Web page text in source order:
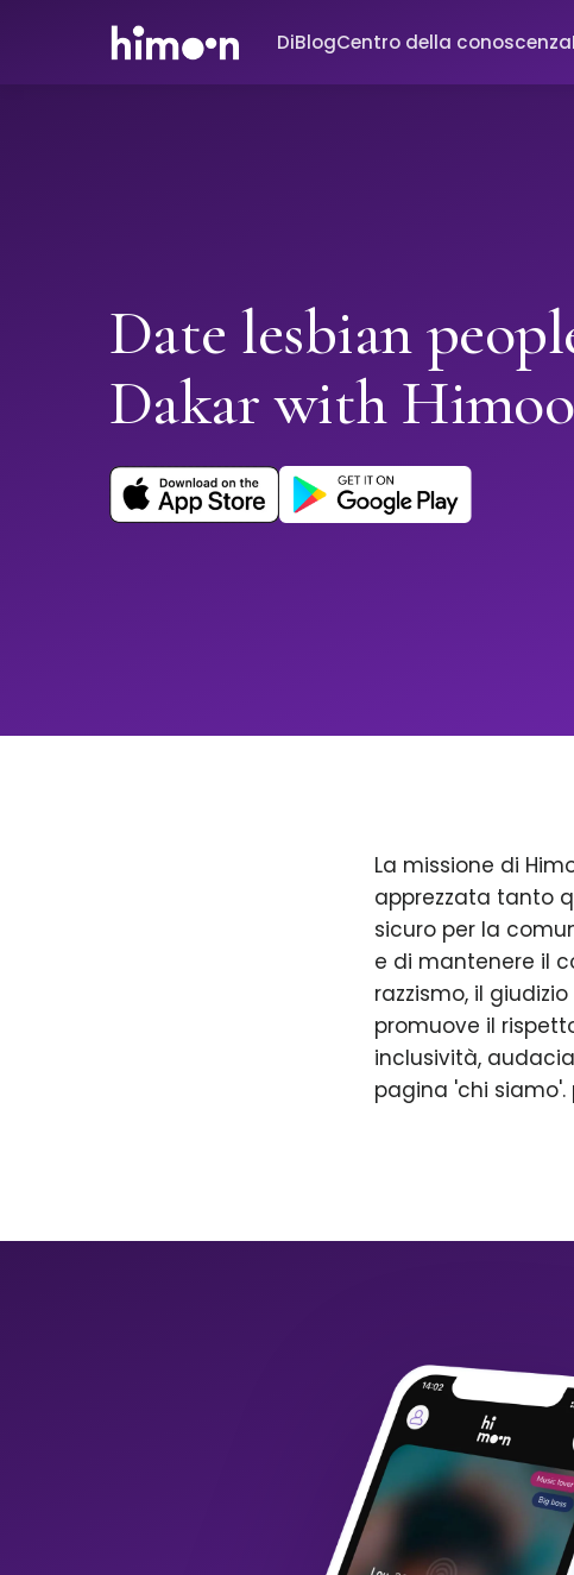
DiBlogCentro della conoscenza
Date lesbian
Dakar with
La missione di
apprezzata tanto
sicuro per la
e di mantenere il
razzismo, il
promuove il
inclusività,
pagina 'chi